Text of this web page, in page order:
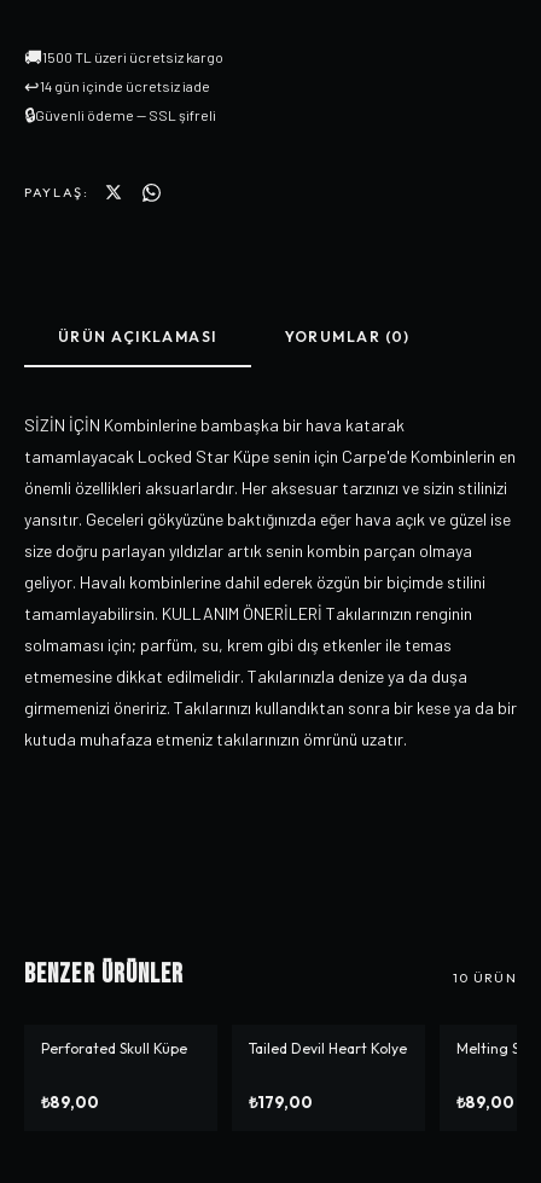
🚚1500 TL üzeri ücretsiz kargo
↩14 gün içinde ücretsiz iade
🔒Güvenli ödeme — SSL şifreli
PAYLAŞ:
ÜRÜN AÇIKLAMASI YORUMLAR (0)
SİZİN İÇİN Kombinlerine bambaşka bir hava katarak
tamamlayacak Locked Star Küpe senin için Carpe'de Kombinlerin en
önemli özellikleri aksuarlardır. Her aksesuar tarzınızı ve sizin stilinizi
yansıtır. Geceleri gökyüzüne baktığınızda eğer hava açık ve güzel ise
size doğru parlayan yıldızlar artık senin kombin parçan olmaya
geliyor. Havalı kombinlerine dahil ederek özgün bir biçimde stilini
tamamlayabilirsin. KULLANIM ÖNERİLERİ Takılarınızın renginin
solmaması için; parfüm, su, krem gibi dış etkenler ile temas
etmemesine dikkat edilmelidir. Takılarınızla denize ya da duşa
girmemenizi öneririz. Takılarınızı kullandıktan sonra bir kese ya da bir
kutuda muhafaza etmeniz takılarınızın ömrünü uzatır.
Benzer Ürünler 10 ÜRÜN
Perforated Skull Küpe
₺89,00
Tailed Devil Heart Kolye
₺179,00
Melting
₺89,00